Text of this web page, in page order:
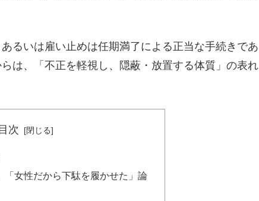
るいは雇い止めは任期満了による正当な手続きであ
は、「不正を軽視し、隠蔽・放置する体質」の表れ
次
「女性だから下駄を履かせた」論